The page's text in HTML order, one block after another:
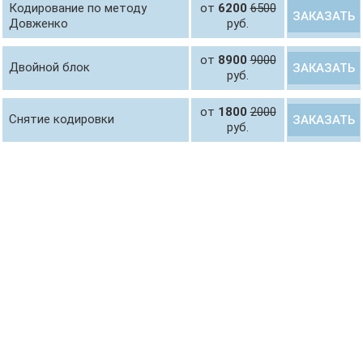
Кодирование по методу
Довженко
от 62006500
руб.
ЗАКАЗАТЬ
Двойной блок от 89009000
руб.
ЗАКАЗАТЬ
Снятие кодировки от 18002000
руб.
ЗАКАЗАТЬ